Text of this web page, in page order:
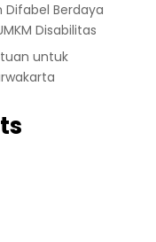
Berdaya
Disabilitas
untuk